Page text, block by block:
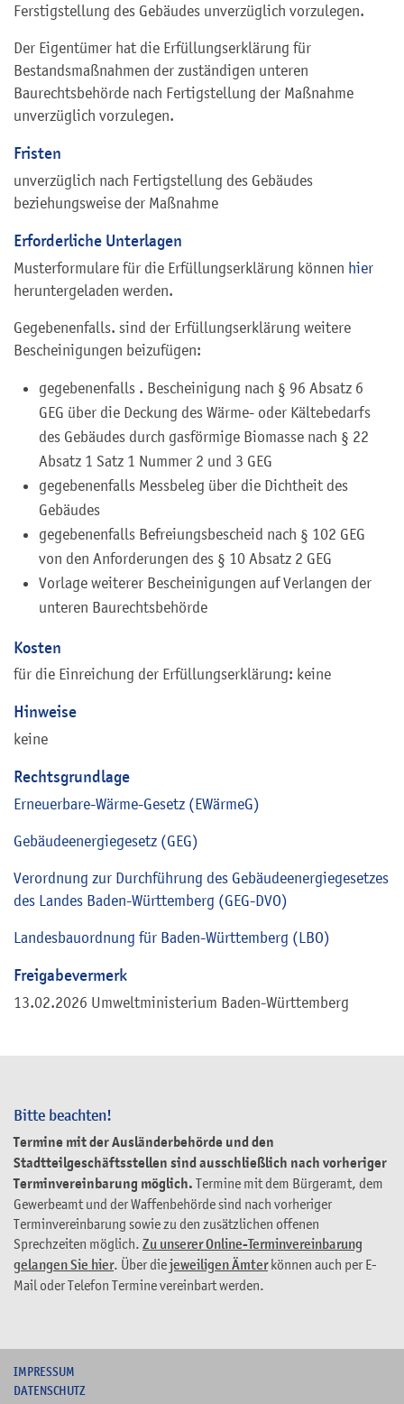
Bitte beachten!
Termine mit der Ausländerbehörde und den
Stadtteilgeschäftsstellen sind ausschließlich nach vorheriger
Terminvereinbarung möglich. Termine mit dem Bürgeramt, dem
Gewerbeamt und der Waffenbehörde sind nach vorheriger
Terminvereinbarung sowie zu den zusätzlichen offenen
Sprechzeiten möglich. Zu unserer Online-Terminvereinbarung
gelangen Sie hier. Über diejeweiligen Ämterkönnen auch per E-
Mail oder Telefon Termine vereinbart werden.
Ferstigstellung des Gebäudes unverzüglich vorzulegen.
Der Eigentümer hat die Erfüllungserklärung für
Bestandsmaßnahmen der zuständigen unteren
Baurechtsbehörde nach Fertigstellung der Maßnahme
unverzüglich vorzulegen.
Fristen
unverzüglich nach Fertigstellung des Gebäudes
beziehungsweise der Maßnahme
Erforderliche Unterlagen
Musterformulare für die Erfüllungserklärung können hier
heruntergeladen werden.
Gegebenenfalls. sind der Erfüllungserklärung weitere
Bescheinigungen beizufügen:
gegebenenfalls . Bescheinigung nach § 96 Absatz 6
GEG über die Deckung des Wärme- oder Kältebedarfs
des Gebäudes durch gasförmige Biomasse nach § 22
Absatz 1 Satz 1 Nummer 2 und 3 GEG
gegebenenfalls Messbeleg über die Dichtheit des
Gebäudes
gegebenenfalls Befreiungsbescheid nach § 102 GEG
von den Anforderungen des § 10 Absatz 2 GEG
Vorlage weiterer Bescheinigungen auf Verlangen der
unteren Baurechtsbehörde
Kosten
für die Einreichung der Erfüllungserklärung: keine
Hinweise
keine
Rechtsgrundlage
Erneuerbare-Wärme-Gesetz (EWärmeG)
Gebäudeenergiegesetz (GEG)
Verordnung zur Durchführung des Gebäudeenergiegesetzes
des Landes Baden-Württemberg (GEG-DVO)
Landesbauordnung für Baden-Württemberg (LBO)
Freigabevermerk
13.02.2026 Umweltministerium Baden-Württemberg
IMPRESSUM
DATENSCHUTZ